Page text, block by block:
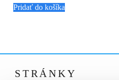
Pridať do košíka
STRÁNKY